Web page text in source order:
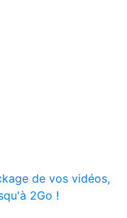
de vos vidéos,
2Go !